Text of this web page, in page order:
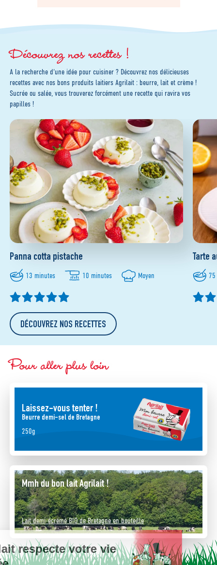
Agrilait respecte votre vie
Découvrez nos recettes !
A la recherche d'une idée pour cuisiner ? Découvrez nos délicieuses
recettes avec nos bons produits laitiers Agrilait : beurre, lait et crème !
Sucrée ou salée, vous trouverez forcément une recette qui ravira vos
papilles !
Panna cotta pistache
13 minutes 10 minutes Moyen
Tarte
DÉCOUVREZ NOS RECETTES
Pour aller plus loin
Laissez-vous tenter !
Beurre demi-sel de Bretagne
250g
Mmh du bon lait Agrilait !
Lait demi-écrémé BIO de Bretagne en bouteille